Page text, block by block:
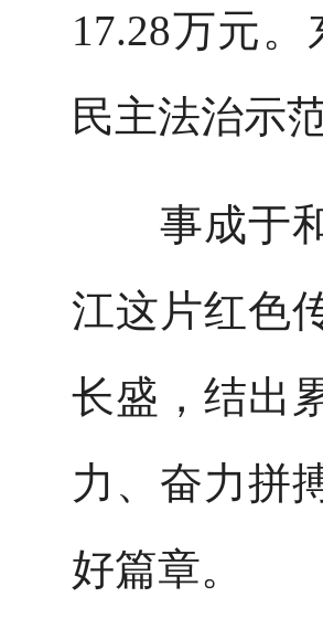
17.28万元
民主法治示
事成于和
江这片红色
长盛，结出
力、奋力拼
好篇章。